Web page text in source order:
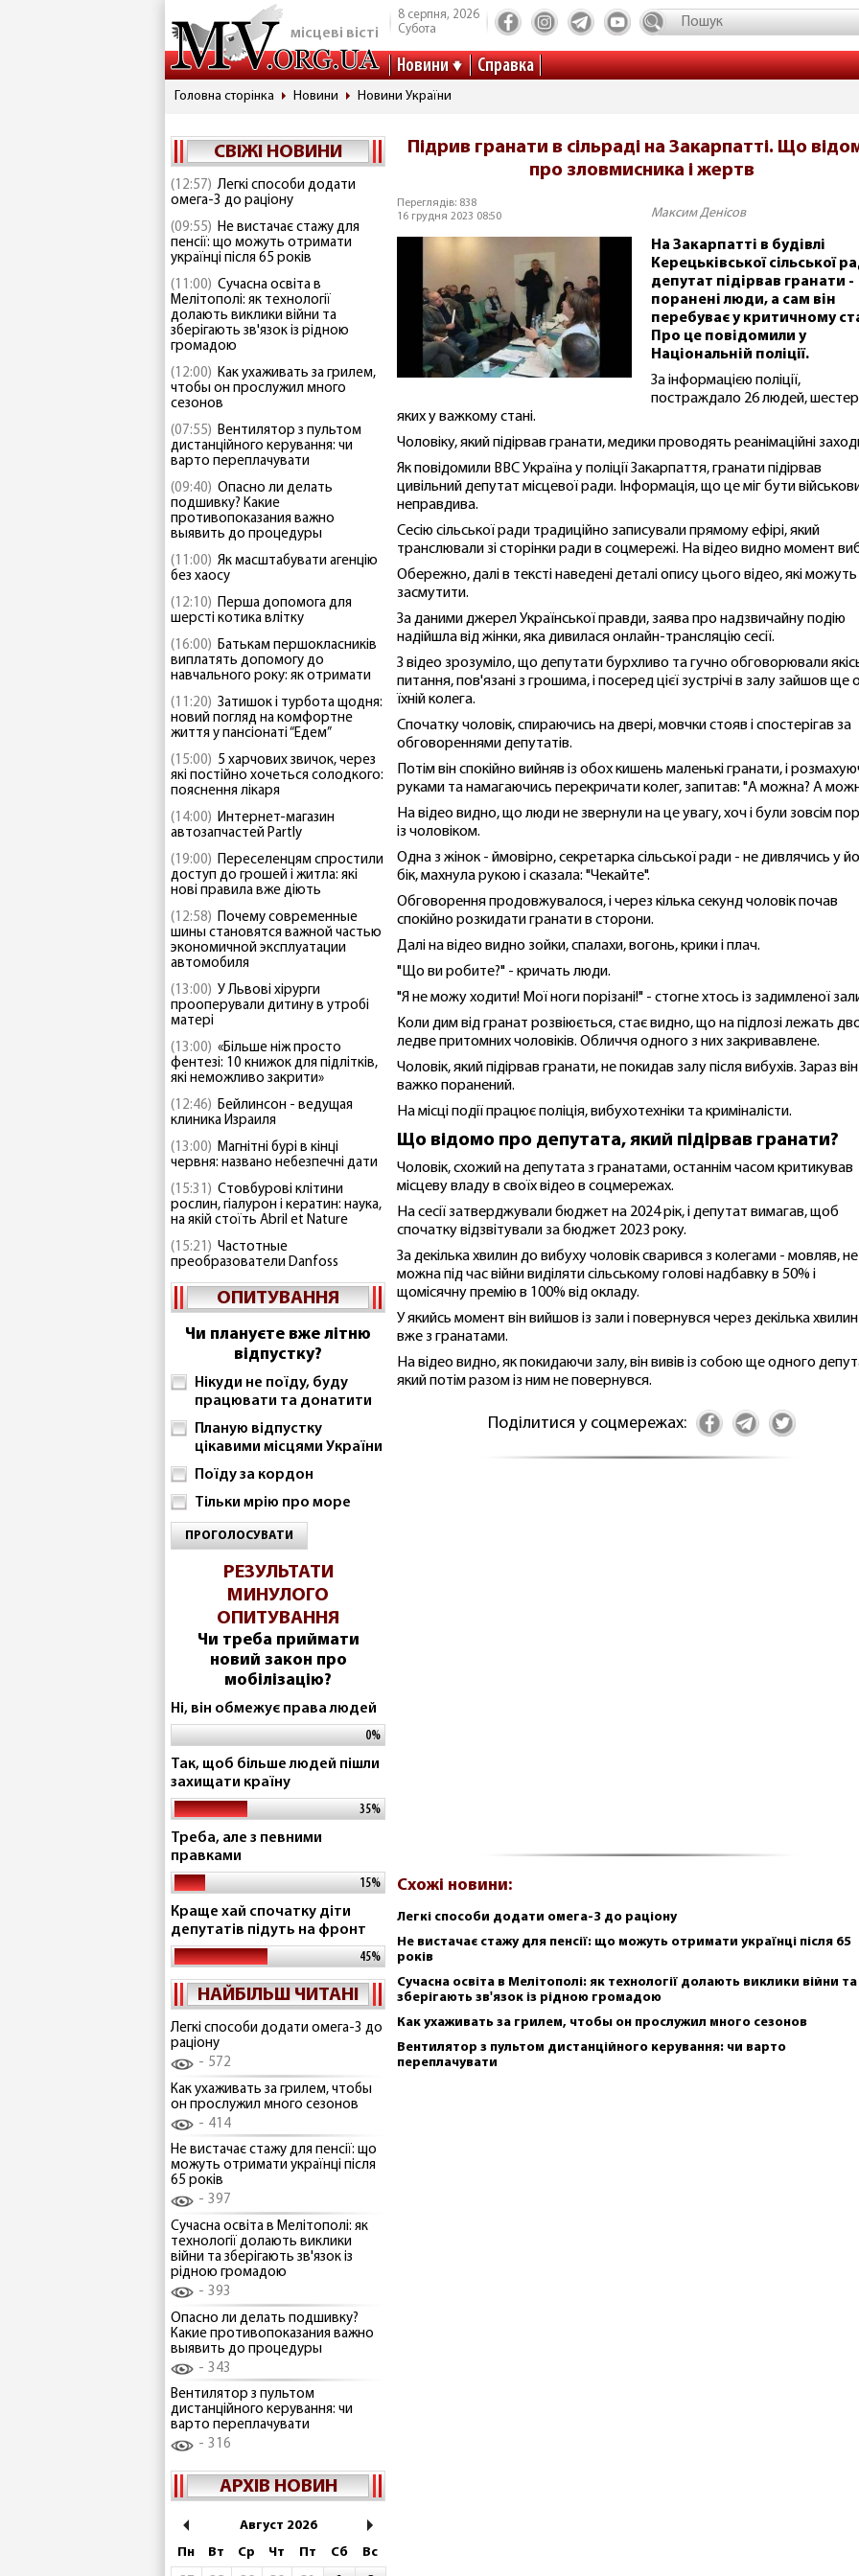
місцеві вісті
8 серпня, 2026
Субота
Новини Справка
Головна сторінка Новини Новини України
СВІЖІ НОВИНИ
(12:57) Легкі способи додати
омега-3 до раціону
(09:55) Не вистачає стажу для
пенсії: що можуть отримати
українці після 65 років
(11:00) Сучасна освіта в
Мелітополі: як технології
долають виклики війни та
зберігають зв'язок із рідною
громадою
(12:00) Как ухаживать за грилем,
чтобы он прослужил много
сезонов
(07:55) Вентилятор з пультом
дистанційного керування: чи
варто переплачувати
(09:40) Опасно ли делать
подшивку? Какие
противопоказания важно
выявить до процедуры
(11:00) Як масштабувати агенцію
без хаосу
(12:10) Перша допомога для
шерсті котика влітку
(16:00) Батькам першокласників
виплатять допомогу до
навчального року: як отримати
(11:20) Затишок і турбота щодня:
новий погляд на комфортне
життя у пансіонаті “Едем”
(15:00) 5 харчових звичок, через
які постійно хочеться солодкого:
пояснення лікаря
(14:00) Интернет-магазин
автозапчастей Partly
(19:00) Переселенцям спростили
доступ до грошей і житла: які
нові правила вже діють
(12:58) Почему современные
шины становятся важной частью
экономичной эксплуатации
автомобиля
(13:00) У Львові хірурги
прооперували дитину в утробі
матері
(13:00) «Більше ніж просто
фентезі: 10 книжок для підлітків,
які неможливо закрити»
(12:46) Бейлинсон - ведущая
клиника Израиля
(13:00) Магнітні бурі в кінці
червня: названо небезпечні дати
(15:31) Стовбурові клітини
рослин, гіалурон і кератин: наука,
на якій стоїть Abril et Nature
(15:21) Частотные
преобразователи Danfoss
ОПИТУВАННЯ
Чи плануєте вже літню
відпустку?
Нікуди не поїду, буду
працювати та донатити
Планую відпустку
цікавими місцями України
Поїду за кордон
Тільки мрію про море
ПРОГОЛОСУВАТИ
РЕЗУЛЬТАТИ
МИНУЛОГО
ОПИТУВАННЯ
Чи треба приймати
новий закон про
мобілізацію?
Ні, він обмежує права людей
0%
Так, щоб більше людей пішли
захищати країну
35%
Треба, але з певними
правками
15%
Краще хай спочатку діти
депутатів підуть на фронт
45%
НАЙБІЛЬШ ЧИТАНІ
Легкі способи додати омега-3 до
раціону
572
Как ухаживать за грилем, чтобы
он прослужил много сезонов
414
Не вистачає стажу для пенсії: що
можуть отримати українці після
65 років
397
Сучасна освіта в Мелітополі: як
технології долають виклики
війни та зберігають зв'язок із
рідною громадою
393
Опасно ли делать подшивку?
Какие противопоказания важно
выявить до процедуры
343
Вентилятор з пультом
дистанційного керування: чи
варто переплачувати
316
АРХІВ НОВИН
Август 2026
Пн
Вт Ср Чт Пт Сб
Вс
Підрив гранати в сільраді на Закарпатті. Що
про зловмисника і жертв
Переглядів: 838
16 грудня 2023 08:50
Максим Денісов
На Закарпатті в будівлі
Керецьківської сільської
депутат підірвав гранати -
поранені люди, а сам він
перебуває у критичному
Про це повідомили у
Національній поліції.
За інформацією поліції,
постраждало 26 людей,
яких у важкому стані.
Чоловіку, який підірвав гранати, медики проводять реанімаційні
Як повідомили ВВС Україна у поліції Закарпаття, гранати підірвав
цивільний депутат місцевої ради. Інформація, що це міг бути
неправдива.
Сесію сільської ради традиційно записували прямому ефірі, який
транслювали зі сторінки ради в соцмережі. На відео видно момент
Обережно, далі в тексті наведені деталі опису цього відео, які
засмутити.
За даними джерел Української правди, заява про надзвичайну подію
надійшла від жінки, яка дивилася онлайн-трансляцію сесії.
З відео зрозуміло, що депутати бурхливо та гучно обговорювали
питання, пов'язані з грошима, і посеред цієї зустрічі в залу зайшов ще
їхній колега.
Спочатку чоловік, спираючись на двері, мовчки стояв і спостерігав за
обговореннями депутатів.
Потім він спокійно вийняв із обох кишень маленькі гранати, і
руками та намагаючись перекричати колег, запитав: "А можна? А
На відео видно, що люди не звернули на це увагу, хоч і були зовсім
із чоловіком.
Одна з жінок - ймовірно, секретарка сільської ради - не дивлячись у
бік, махнула рукою і сказала: "Чекайте".
Обговорення продовжувалося, і через кілька секунд чоловік почав
спокійно розкидати гранати в сторони.
Далі на відео видно зойки, спалахи, вогонь, крики і плач.
"Що ви робите?" - кричать люди.
"Я не можу ходити! Мої ноги порізані!" - стогне хтось із задимленої
Коли дим від гранат розвіюється, стає видно, що на підлозі лежать
ледве притомних чоловіків. Обличчя одного з них закривавлене.
Чоловік, який підірвав гранати, не покидав залу після вибухів. Зараз він
важко поранений.
На місці події працює поліція, вибухотехніки та криміналісти.
Що відомо про депутата, який підірвав гранати?
Чоловік, схожий на депутата з гранатами, останнім часом критикував
місцеву владу в своїх відео в соцмережах.
На сесії затверджували бюджет на 2024 рік, і депутат вимагав, щоб
спочатку відзвітували за бюджет 2023 року.
За декілька хвилин до вибуху чоловік сварився з колегами - мовляв, не
можна під час війни виділяти сільському голові надбавку в 50% і
щомісячну премію в 100% від окладу.
У якийсь момент він вийшов із зали і повернувся через декілька хвилин
вже з гранатами.
На відео видно, як покидаючи залу, він вивів із собою ще одного
який потім разом із ним не повернувся.
Поділитися у соцмережах:
Схожі новини:
Легкі способи додати омега-3 до раціону
Не вистачає стажу для пенсії: що можуть отримати українці після 65
років
Сучасна освіта в Мелітополі: як технології долають виклики війни та
зберігають зв'язок із рідною громадою
Как ухаживать за грилем, чтобы он прослужил много сезонов
Вентилятор з пультом дистанційного керування: чи варто
переплачувати